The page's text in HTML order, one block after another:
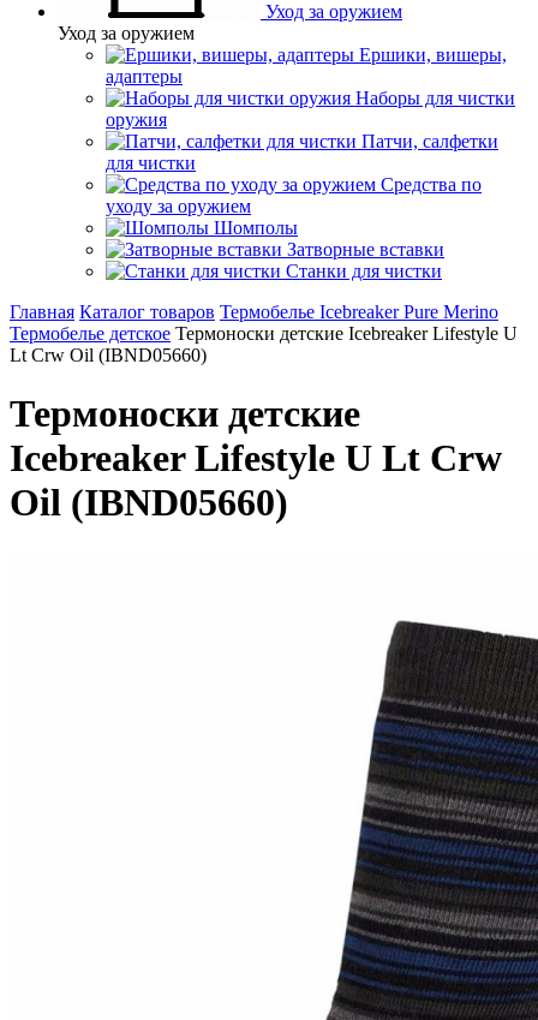
Уход за оружием
Уход за оружием
Ершики, вишеры,
адаптеры
Наборы для чистки
оружия
Патчи, салфетки
для чистки
Средства по
уходу за оружием
Шомполы
Затворные вставки
Станки для чистки
Главная Каталог товаров Термобелье Icebreaker Pure Merino
Термобелье детское Термоноски детские Icebreaker Lifestyle U
Lt Crw Oil (IBND05660)
Термоноски детские
Icebreaker Lifestyle U Lt Crw
Oil (IBND05660)